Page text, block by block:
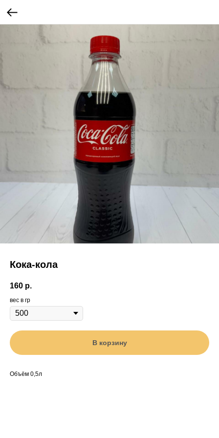
Кока-кола
160 р.
вес в гр
В корзину
Объём 0,5л